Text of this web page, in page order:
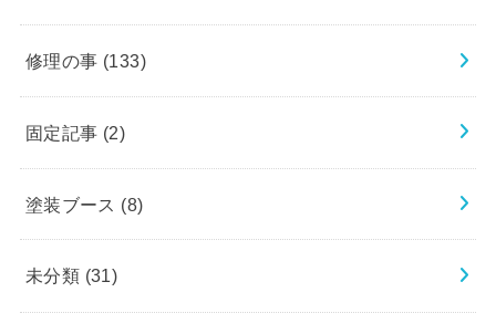
修理の事 (133)
固定記事 (2)
塗装ブース (8)
未分類 (31)